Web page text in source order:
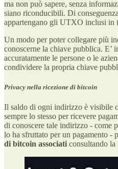
ma non può sapere, senza
siano riconducibili. Di
appartengano gli UTXO inclusi in
Un modo per poter collegare più
conoscerne la chiave pubblica. E’
accuratamente le persone o le
condividere la propria chiave
Privacy nella ricezione di bitcoin
Il saldo di ogni indirizzo è visibile
sempre lo stesso per ricevere
di conoscere tale indirizzo - come
lo ha sfruttato per un pagamento -
di bitcoin associati consultando la